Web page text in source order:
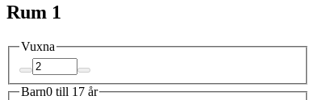
Rum 1
Vuxna
Barn0 till 17 år